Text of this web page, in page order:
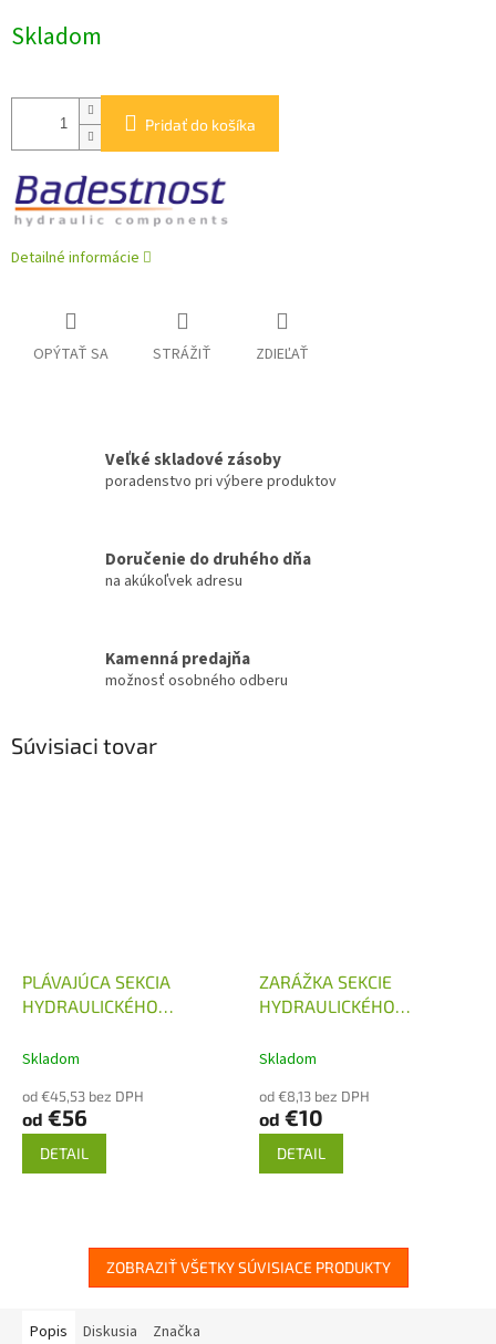
cena:
Skladom
Pridať do košíka
Detailné informácie
OPÝTAŤ SA STRÁŽIŤ ZDIEĽAŤ
Veľké skladové zásoby
poradenstvo pri výbere produktov
Doručenie do druhého dňa
na akúkoľvek adresu
Kamenná predajňa
možnosť osobného odberu
Súvisiaci tovar
PLÁVAJÚCA SEKCIA
HYDRAULICKÉHO
Skladom
od €45,53 bez DPH
od €56
DETAIL
ZARÁŽKA SEKCIE
HYDRAULICKÉHO
Skladom
od €8,13 bez DPH
od €10
DETAIL
ZOBRAZIŤ VŠETKY SÚVISIACE PRODUKTY
Popis Diskusia Značka